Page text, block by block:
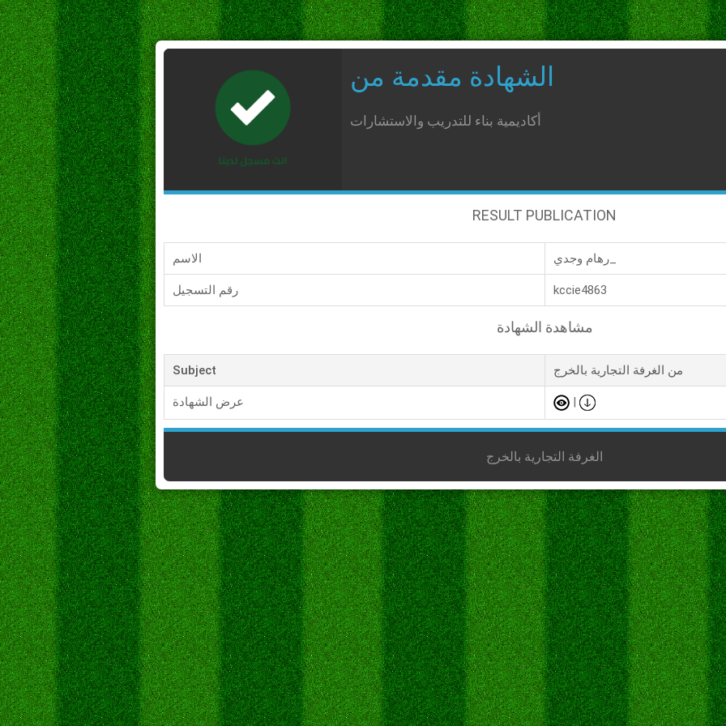
الشهادة مقدمة من
أكاديمية بناء للتدريب والاستشارات
RESULT PUBLICATION
الاسم
رقم التسجيل kccie4863
مشاهدة الشهادة
Subject من الغرفة التجارية بالخرج
عرض الشهادة |
الغرفة التجارية بالخرج